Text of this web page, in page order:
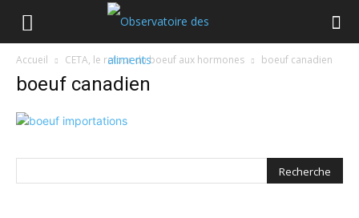
Accueil CETA, le retour du boeuf aux hormones boeuf canadien
boeuf canadien